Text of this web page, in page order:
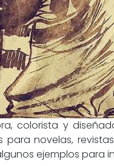
colorista y
novelas,
ejemplos para